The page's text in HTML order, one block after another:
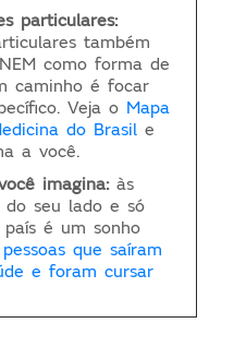
particulares:
também
como forma de
caminho é focar
Veja o Mapa
do Brasile
a você.
imagina:às
do seu lado e só
é um sonho
que saíram
e foram cursar